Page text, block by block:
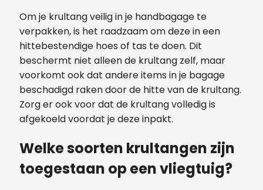
Om je krultang veilig in je handbagage te
verpakken, is het raadzaam om deze in een
hittebestendige hoes of tas te doen. Dit
beschermt niet alleen de krultang zelf, maar
voorkomt ook dat andere items in je bagage
beschadigd raken door de hitte van de krultang.
Zorg er ook voor dat de krultang volledig is
afgekoeld voordat je deze inpakt.
Welke soorten krultangen zijn
toegestaan op een vliegtuig?